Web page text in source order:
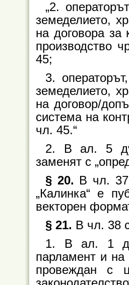
„2.
земеделието,
на договора за
производство
45;
3.
земеделието,
на договор/
система на
чл. 45.“
2. В ал. 5
заменят с
§ 20. В чл.
„Калинка“ е
векторен
§ 21. В чл. 38
1. В ал. 1
парламент и на
провеждан с